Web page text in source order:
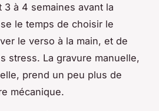
3 à 4 semaines avant la
le temps de choisir le
le verso à la main, et de
stress. La gravure manuelle,
prend un peu plus de
mécanique.